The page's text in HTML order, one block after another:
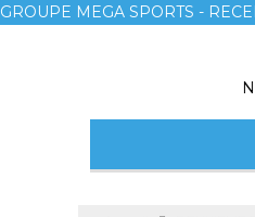
GROUPE MEGA SPORTS -